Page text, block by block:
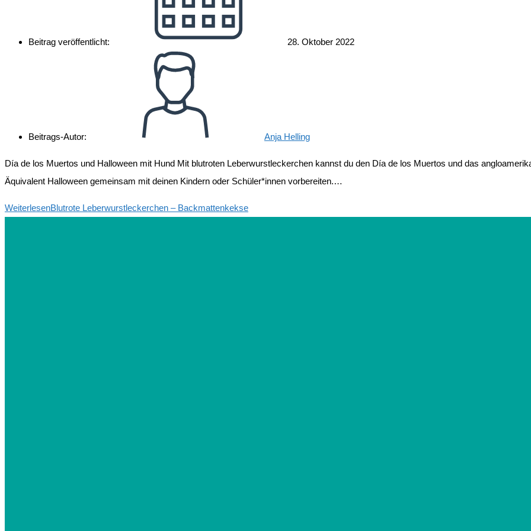
Beitrag veröffentlicht: 28. Oktober 2022
Beitrags-Autor: Anja Helling
Día de los Muertos und Halloween mit Hund Mit blutroten Leberwurstleckerchen kannst du den Día de los Muertos und das
Äquivalent Halloween gemeinsam mit deinen Kindern oder Schüler*innen vorbereiten.…
WeiterlesenBlutrote Leberwurstleckerchen – Backmattenkekse